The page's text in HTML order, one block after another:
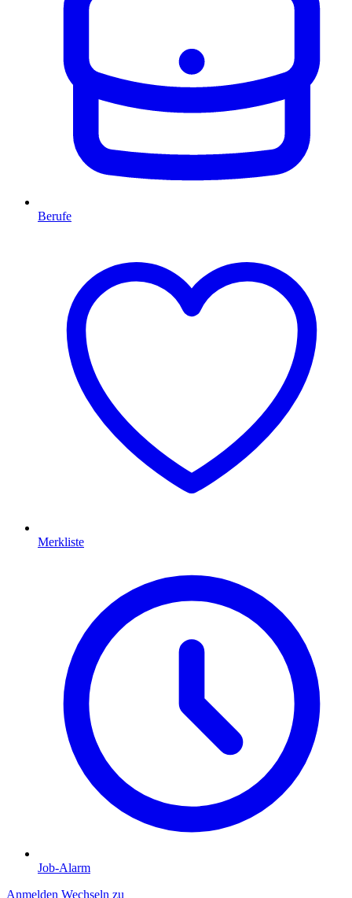
Berufe
Merkliste
Job-Alarm
Anmelden Wechseln zu